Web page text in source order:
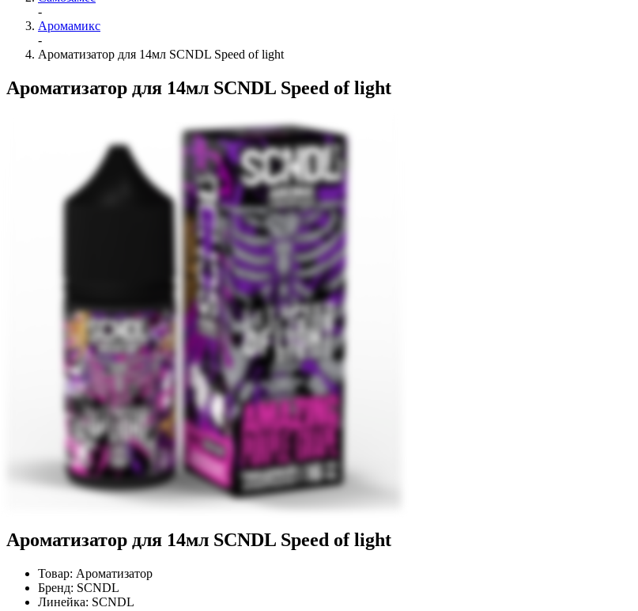
-
Аромамикс
-
Ароматизатор для 14мл SCNDL Speed of light
Ароматизатор для 14мл SCNDL Speed of light
Ароматизатор для 14мл SCNDL Speed of light
Товар: Ароматизатор
Бренд: SCNDL
Линейка: SCNDL